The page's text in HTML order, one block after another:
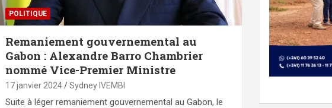
POLITIQUE
Remaniement gouvernemental au
Gabon : Alexandre Barro Chambrier
nommé Vice-Premier Ministre
17 janvier 2024 Sydney IVEMBI
Suite à léger remaniement gouvernemental au Gabon, le